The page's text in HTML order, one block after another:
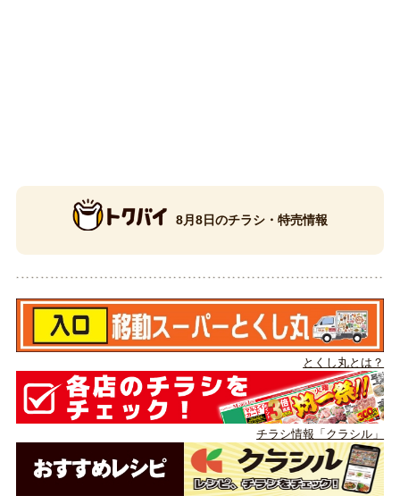
8月8日のチラシ・特売情報
とくし丸とは？
チラシ情報「クラシル」